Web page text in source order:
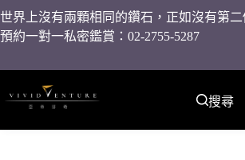
世界上沒有兩顆相同的鑽石，正如沒有第
預約一對一私密鑑賞：02-2755-5287
搜尋